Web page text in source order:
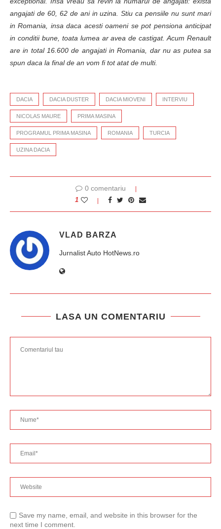
angajati de 60, 62 de ani in uzina. Stiu ca pensiile nu sunt mari
in Romania, insa daca acesti oameni se pot pensiona anticipat
in conditii bune, toata lumea ar avea de castigat. Acum Renault
are in total 16.600 de angajati in Romania, dar nu as putea sa
spun daca la final de an vom fi tot atat de multi.
DACIA DACIA DUSTER DACIA MIOVENI INTERVIU
NICOLAS MAURE PRIMA MASINA
PROGRAMUL PRIMA MASINA ROMANIA TURCIA
UZINA DACIA
0 comentariu
1
VLAD BARZA
Jurnalist Auto HotNews.ro
LASA UN COMENTARIU
Save my name, email, and website in this browser for the
next time I comment.